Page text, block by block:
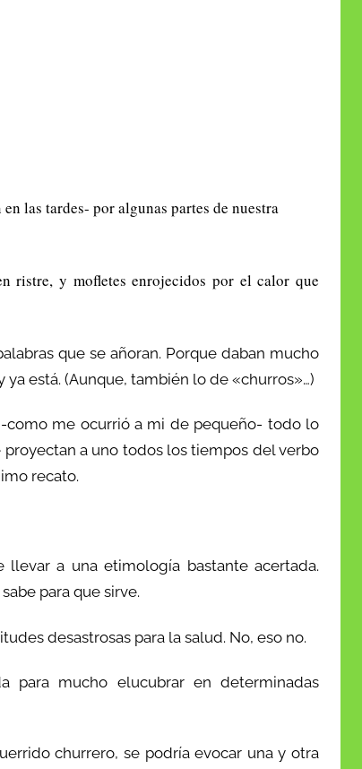
las tardes- por algunas partes de nuestra
ristre, y mofletes enrojecidos por el calor que
que se añoran. Porque daban mucho
está. (Aunque, también lo de «churros»…)
-como me ocurrió a mi de pequeño- todo lo
proyectan a uno todos los tiempos del verbo
recato.
llevar a una etimología bastante acertada.
para que sirve.
desastrosas para la salud. No, eso no.
para mucho elucubrar en determinadas
churrero, se podría evocar una y otra